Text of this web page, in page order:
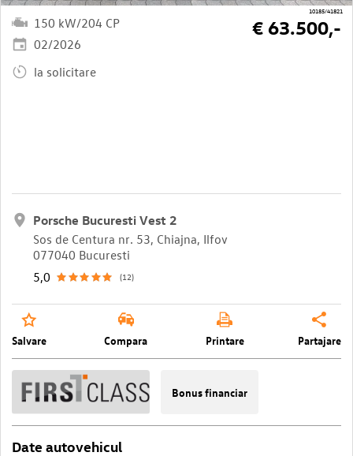
10185/41821
150 kW/204 CP
02/2026
la solicitare
€ 63.500,-
Porsche Bucuresti Vest 2
Sos de Centura nr. 53, Chiajna, Ilfov
077040 Bucuresti
5,0
(12)
Salvare Compara Printare Partajare
Bonus financiar
Date autovehicul